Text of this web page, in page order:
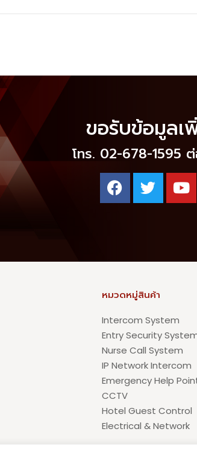
ขอรับข้อมูลเ
โทร. 02-678-1595
หมวดหมู่สินค้า
Intercom System
Entry Security
Nurse Call System
IP Network Intercom
Emergency Help
CCTV
Hotel Guest Control
Electrical & Network